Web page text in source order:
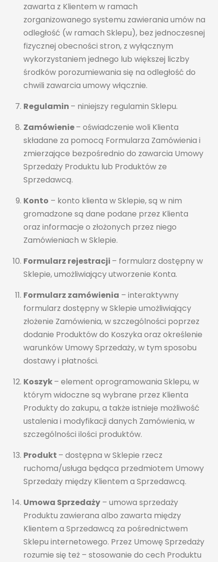
zawarta z Klientem w ramach
zorganizowanego systemu zawierania umów na
odległość (w ramach Sklepu), bez jednoczesnej
fizycznej obecności stron, z wyłącznym
wykorzystaniem jednego lub większej liczby
środków porozumiewania się na odległość do
chwili zawarcia umowy włącznie.
Regulamin – niniejszy regulamin Sklepu.
Zamówienie– oświadczenie woli Klienta
składane za pomocą Formularza Zamówienia i
zmierzające bezpośrednio do zawarcia Umowy
Sprzedaży Produktu lub Produktów ze
Sprzedawcą.
Konto – konto klienta w Sklepie, są w nim
gromadzone są dane podane przez Klienta
oraz informacje o złożonych przez niego
Zamówieniach w Sklepie.
Formularz rejestracji – formularz dostępny w
Sklepie, umożliwiający utworzenie Konta.
Formularz zamówienia – interaktywny
formularz dostępny w Sklepie umożliwiający
złożenie Zamówienia, w szczególności poprzez
dodanie Produktów do Koszyka oraz określenie
warunków Umowy Sprzedaży, w tym sposobu
dostawy i płatności.
Koszyk– element oprogramowania Sklepu, w
którym widoczne są wybrane przez Klienta
Produkty do zakupu, a także istnieje możliwość
ustalenia i modyfikacji danych Zamówienia, w
szczególności ilości produktów.
Produkt – dostępna w Sklepie rzecz
ruchoma/usługa będąca przedmiotem Umowy
Sprzedaży między Klientem a Sprzedawcą.
Umowa Sprzedaży – umowa sprzedaży
Produktu zawierana albo zawarta między
Klientem a Sprzedawcą za pośrednictwem
Sklepu internetowego. Przez Umowę Sprzedaży
rozumie się też – stosowanie do cech Produktu